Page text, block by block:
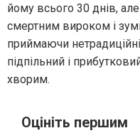
йому всього 30 днів,
смертним вироком і
приймаючи
підпільний і
хворим.
Оцініть першим